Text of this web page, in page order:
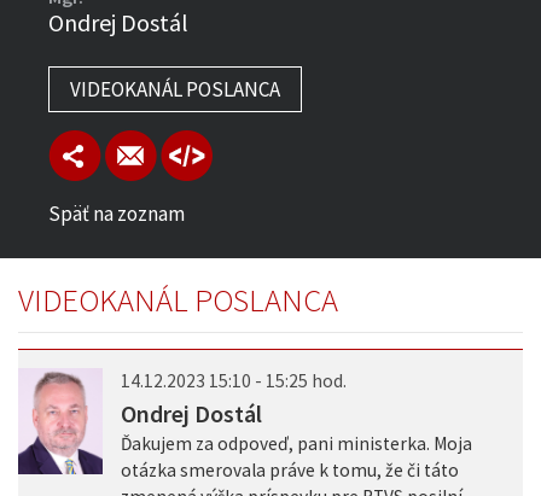
Ondrej Dostál
VIDEOKANÁL POSLANCA
Späť na zoznam
VIDEOKANÁL POSLANCA
14.12.2023 15:10 - 15:25 hod.
Ondrej Dostál
Ďakujem za odpoveď, pani ministerka. Moja
otázka smerovala práve k tomu, že či táto